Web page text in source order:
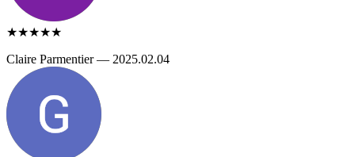
★★★★★
Claire Parmentier — 2025.02.04